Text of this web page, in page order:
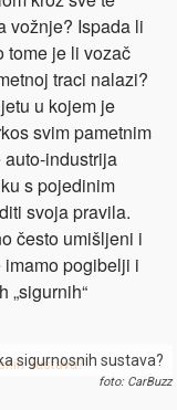
vožnje? Ispada li
tome je li vozač
traci nalazi?
u kojem je
svim pametnim
industrija
s pojedinim
svoja pravila.
često umišljeni i
imamo pogibelji i
„sigurnih“
sigurnosnih sustava?
foto: CarBuzz